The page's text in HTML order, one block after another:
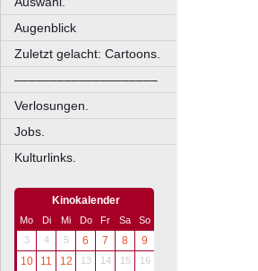
Augenblick
Zuletzt gelacht: Cartoons.
––––––––––––––––––––
Verlosungen.
Jobs.
Kulturlinks.
Kinokalender
Mo Di Mi Do Fr Sa
So
3
4 5 6 7 8
9
10
11 12 13 14 15 16